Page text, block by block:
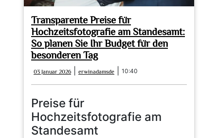
Transparente Preise für
Hochzeitsfotografie am Standesamt:
So planen Sie Ihr Budget für den
besonderen Tag
03 Januar 2026
Januar
2026
erwinadamsde erwinadamsde
10:40
Preise für
Hochzeitsfotografie am
Standesamt